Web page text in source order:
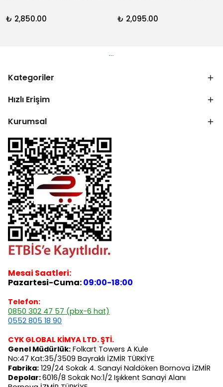
₺ 2,850.00 ₺ 2,095.00
Kategoriler
Hızlı Erişim
Kurumsal
Mesai Saatleri:
Pazartesi-Cuma:09:00-18:00
Telefon:
0850 302 47 57 (pbx-6 hat)
0552 805 18 90
CYK GLOBAL KİMYA LTD. ŞTİ.
Genel Müdürlük: Folkart Towers A Kule
No:47 Kat:35/3509 Bayraklı İZMİR TÜRKİYE
Fabrika: 129/24 Sokak 4. Sanayi Naldöken Bornova İZMİR
Depolar:6016/8 Sokak No:1/2 Işıkkent Sanayi Alanı